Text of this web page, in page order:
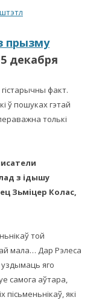
прызму
декабря
факт.
ў пошуках гэтай
толькі
з ідышу
Зьміцер Колас,
той
мала… Дар Рэлеса
яго
самога аўтара,
які